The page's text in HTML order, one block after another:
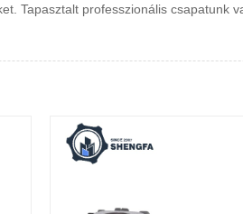
Tapasztalt professzionális csapatunk